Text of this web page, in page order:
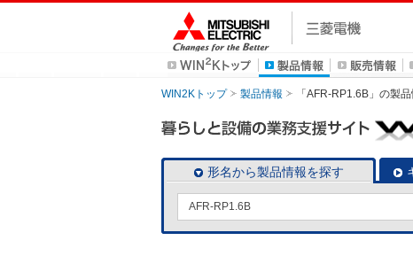
WIN2Kトップ 製品情報 「AFR-RP1.6B」 の製
形名から製品情報を探す